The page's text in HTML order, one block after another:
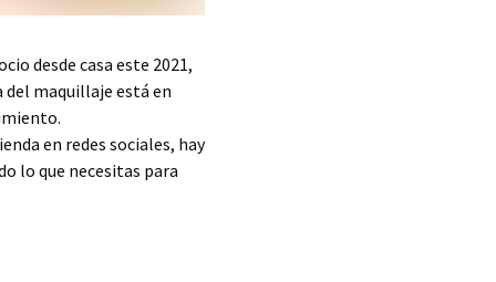
desde casa este 2021,
del maquillaje está en
en redes sociales, hay
lo que necesitas para